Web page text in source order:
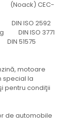
CEC-
ISO 2592
DIN ISO 3771
51575
motoare
special la
pentru condiţii
de automobile